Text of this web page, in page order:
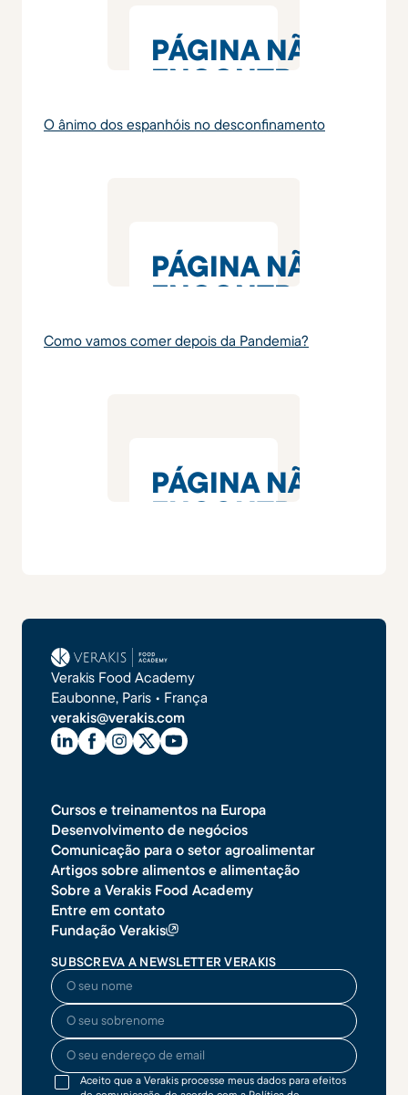
O ânimo dos espanhóis no desconfinamento
Como vamos comer depois da Pandemia?
Verakis Food Academy
Eaubonne, Paris • França
verakis@verakis.com
Cursos e treinamentos na Europa
Desenvolvimento de negócios
Comunicação para o setor agroalimentar
Artigos sobre alimentos e alimentação
Sobre a Verakis Food Academy
Entre em contato
Fundação Verakis
SUBSCREVA A NEWSLETTER VERAKIS
O seu nome
O seu sobrenome
O seu endereço de email
Aceito que a Verakis processe meus dados para efeitos